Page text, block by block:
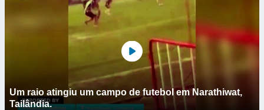
Um raio atingiu um campo de futebol em Narathiwat,
Tailândia.